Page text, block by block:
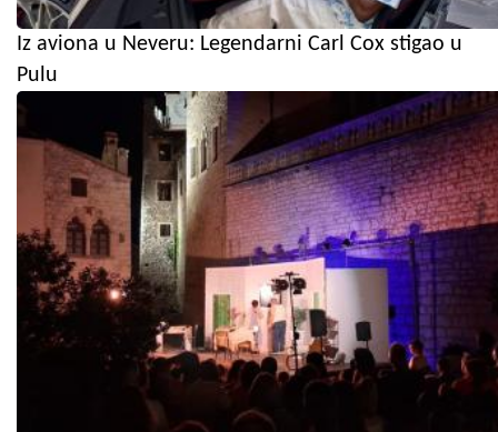
Iz aviona u Neveru: Legendarni Carl Cox stigao u
Pulu